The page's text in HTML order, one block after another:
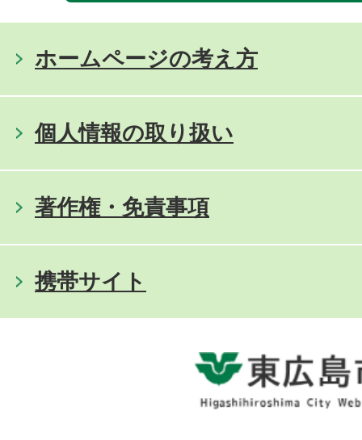
ホームページの考え方
個人情報の取り扱い
著作権・免責事項
携帯サイト